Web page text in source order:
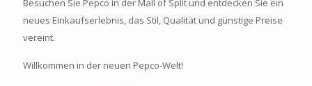
Besuchen Sie Pepco in der Mall of Split und entdecken Sie ein
neues Einkaufserlebnis, das Stil, Qualität und günstige Preise
vereint.
Willkommen in der neuen Pepco-Welt!